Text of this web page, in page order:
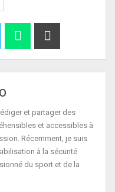
et partager des
et accessibles à
Récemment, je suis
à la sécurité
du sport et de la